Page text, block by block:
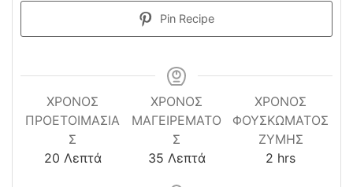
Pin Recipe
ΧΡΌΝΟΣ
ΠΡΟΕΤΟΙΜΑΣΊΑ
Σ
20minutes
Λεπτά
ΧΡΟΝΟΣ
ΜΑΓΕΙΡΕΜΑΤΟ
Σ
35minutes
Λεπτά
ΧΡΌΝΟΣ
ΦΟΥΣΚΏΜΑΤΟΣ
ΖΎΜΗΣ
2 hours
hrs